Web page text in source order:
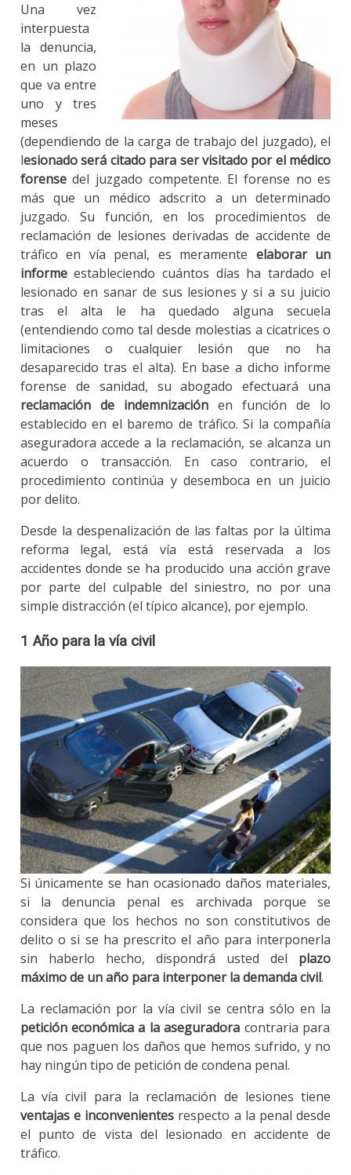
Una vez
interpuesta
la denuncia,
en un plazo
que va entre
uno y tres
meses
(dependiendo de la carga de trabajo del juzgado), el
lesionado será citado para ser visitado por el médico
forensedel juzgado competente. El forense no es
más que un médico adscrito a un determinado
juzgado. Su función, en los procedimientos de
reclamación de lesiones derivadas de accidente de
tráfico en vía penal, es meramente elaborar un
informeestableciendo cuántos días ha tardado el
lesionado en sanar de sus lesiones y si a su juicio
tras el alta le ha quedado alguna secuela
(entendiendo como tal desde molestias a cicatrices o
limitaciones o cualquier lesión que no ha
desaparecido tras el alta). En base a dicho informe
forense de sanidad, su abogado efectuará una
reclamación de indemnizaciónen función de lo
establecido en el baremo de tráfico. Si la compañía
aseguradora accede a la reclamación, se alcanza un
acuerdo o transacción. En caso contrario, el
procedimiento continúa y desemboca en un juicio
por delito.
Desde la despenalización de las faltas por la última
reforma legal, está vía está reservada a los
accidentes donde se ha producido una acción grave
por parte del culpable del siniestro, no por una
simple distracción (el típico alcance), por ejemplo.
1 Año para la vía civil
Si únicamente se han ocasionado daños materiales,
si la denuncia penal es archivada porque se
considera que los hechos no son constitutivos de
delito o si se ha prescrito el año para interponerla
sin haberlo hecho, dispondrá usted del plazo
máximo de un año para interponer la demanda civil.
La reclamación por la vía civil se centra sólo en la
petición económica a la aseguradora contraria para
que nos paguen los daños que hemos sufrido, y no
hay ningún tipo de petición de condena penal.
La vía civil para la reclamación de lesiones tiene
ventajas e inconvenientes respecto a la penal desde
el punto de vista del lesionado en accidente de
tráfico.